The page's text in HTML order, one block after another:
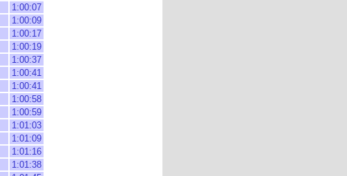
1:00:07
1:00:09
1:00:17
1:00:19
1:00:37
1:00:41
1:00:41
1:00:58
1:00:59
1:01:03
1:01:09
1:01:16
1:01:38